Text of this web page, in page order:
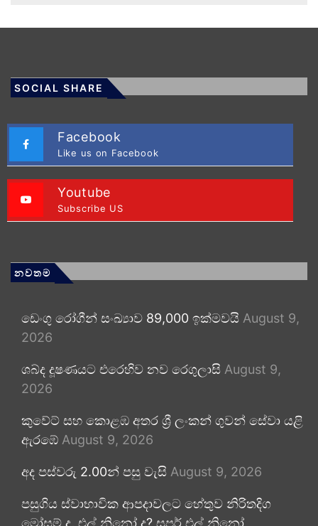
SOCIAL SHARE
Facebook
Like us on Facebook
Youtube
Subscribe US
නවතම
ඩෙංගු රෝගීන් සංඛ්‍යාව 89,000 ඉක්මවයි August 9,
2026
ශබ්ද දූෂණයට එරෙහිව නව රෙගුලාසි August 9,
2026
කුවේට් සහ කොළඹ අතර ශ්‍රී ලංකන් ගුවන් සේවා යළි
ඇරඹේ August 9, 2026
අද පස්වරු 2.00න් පසු වැසි August 9, 2026
පසුගිය ස්වාභාවික ආපදාවලට හේතුව නිරිතදිග
මෝසම් ද, එල් නිනෝ ද? සුපර් එල් නිනෝ